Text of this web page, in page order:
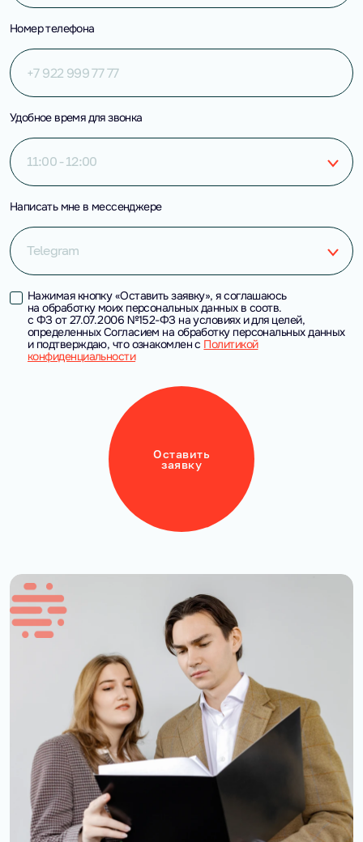
Номер телефона
Удобное время для звонка
11:00 - 12:00
Написать мне в мессенджере
Telegram
Нажимая кнопку «Оставить заявку», я соглашаюсь
на обработку моих персональных данных в соотв.
с ФЗ от 27.07.2006 №152-ФЗ на условиях и для целей,
определенных Согласием на обработку персональных данных
и подтверждаю, что ознакомлен с Политикой
конфиденциальности
Оставить
заявку